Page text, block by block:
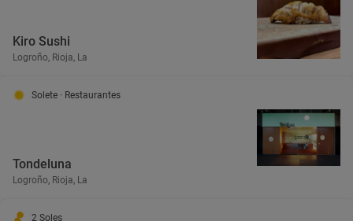
Kiro Sushi
Logroño, Rioja, La
Solete · Restaurantes
Tondeluna
Logroño, Rioja, La
2 Soles